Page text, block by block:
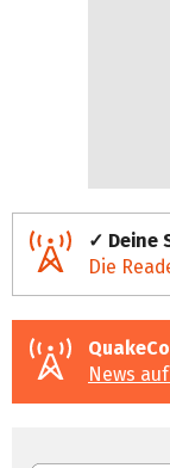
✓ Deine
Die
News